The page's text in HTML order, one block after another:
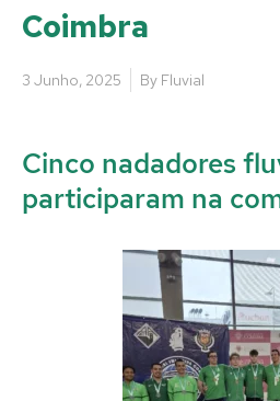
Coimbra
3 Junho, 2025 By Fluvial
Cinco nadadores
participaram na